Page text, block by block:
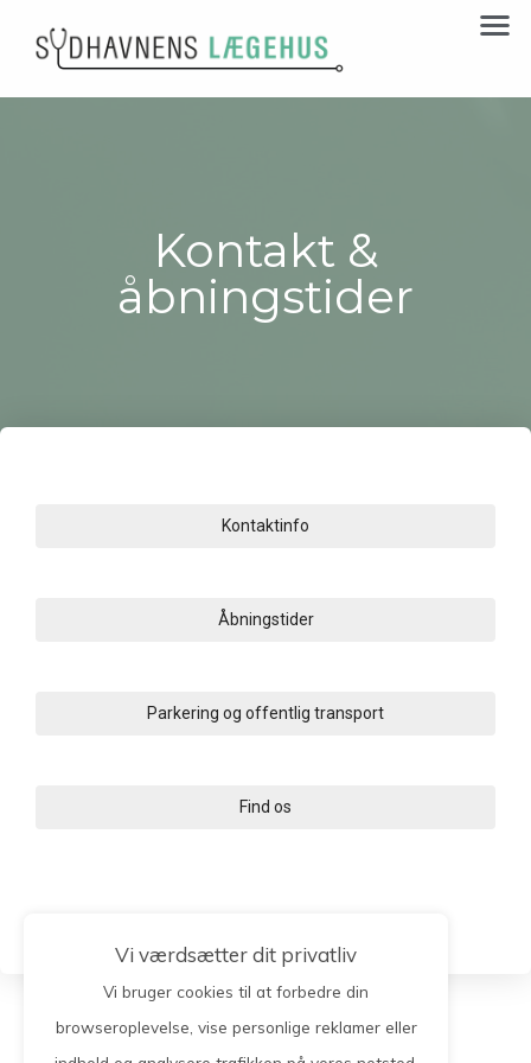
Kontakt &
åbningstider
Kontaktinfo
Åbningstider
Parkering og offentlig transport
Find os
Vi værdsætter dit privatliv
Vi bruger cookies til at forbedre din
browseroplevelse, vise personlige reklamer eller